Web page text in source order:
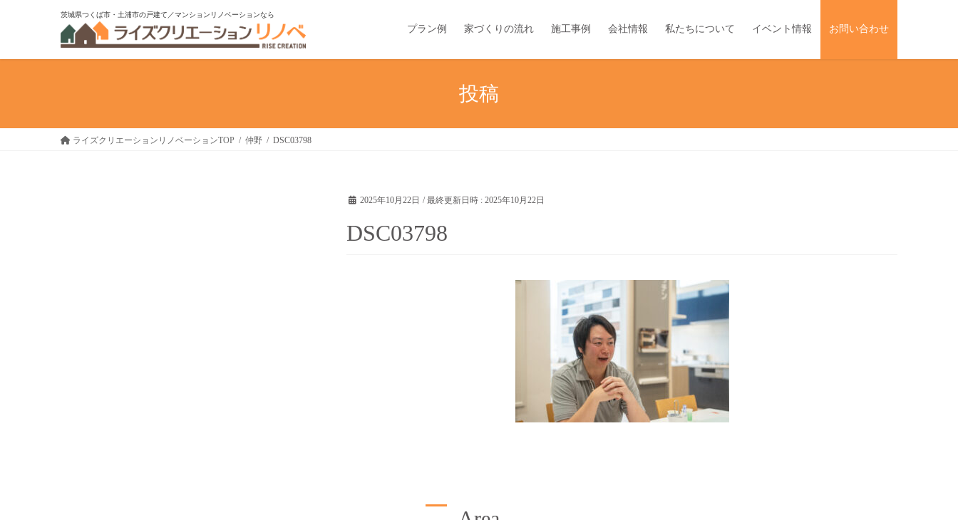
ン
キ
ー
に
茨城県つくば市・土浦市の戸建て／マンションリノベーションなら
プラン例 家づくりの流れ 施工事例 会社情報 私たちについて イベント情報 お問い合わせ
投稿
ライズクリエーションリノベーションTOP 仲野 DSC03798
2025年10月22日 / 最終更新日時 :2025年10月22日
DSC03798